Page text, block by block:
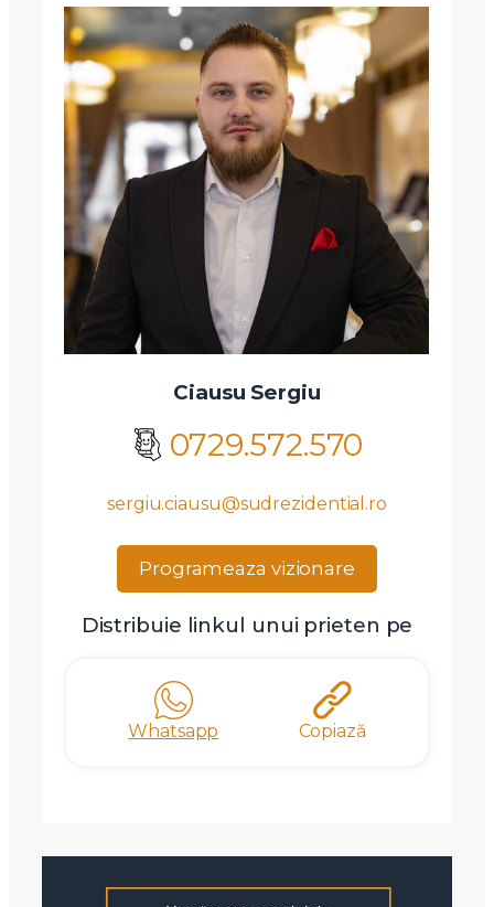
Ciausu Sergiu
0729.572.570
sergiu.ciausu@sudrezidential.ro
Programeaza vizionare
Distribuie linkul unui prieten pe
Whatsapp Copiază